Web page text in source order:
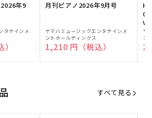
年9
タテインメ
月刊ピアノ2026年9月号
販
売
元:
ヤマハミュージックエンタテインメ
ントホールディングス
通常価格
1,210 円（税込）
販
売
元:
ヤ
ン
すべて見る